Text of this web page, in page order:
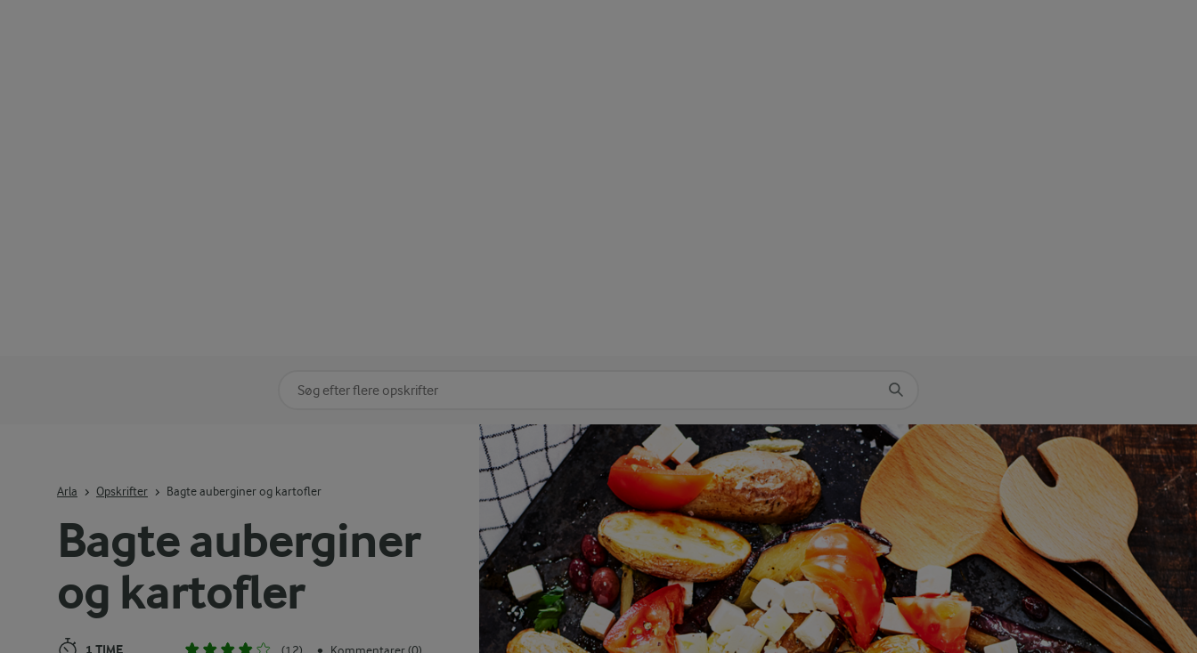
Bagte auberginer
og kartofler
1 TIME (12) Kommentarer (0)
Arla Opskrifter Bagte auberginer og kartofler
Søg på kategori